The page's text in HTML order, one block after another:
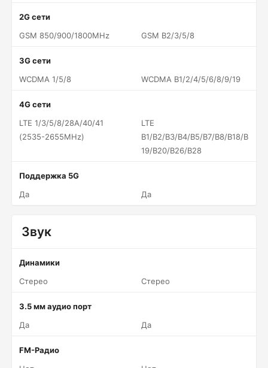
2G сети
GSM 850/900/1800MHz
GSM B2/3/5/8
3G сети
WCDMA 1/5/8
WCDMA B1/2/4/5/6/8/9/19
4G сети
LTE 1/3/5/8/28A/40/41
(2535-2655MHz)
LTE
B1/B2/B3/B4/B5/B7/B8/B18/B
19/B20/B26/B28
Поддержка 5G
Да
Да
Звук
Динамики
Стерео
Стерео
3.5 мм аудио порт
Да
Да
FM-Радио